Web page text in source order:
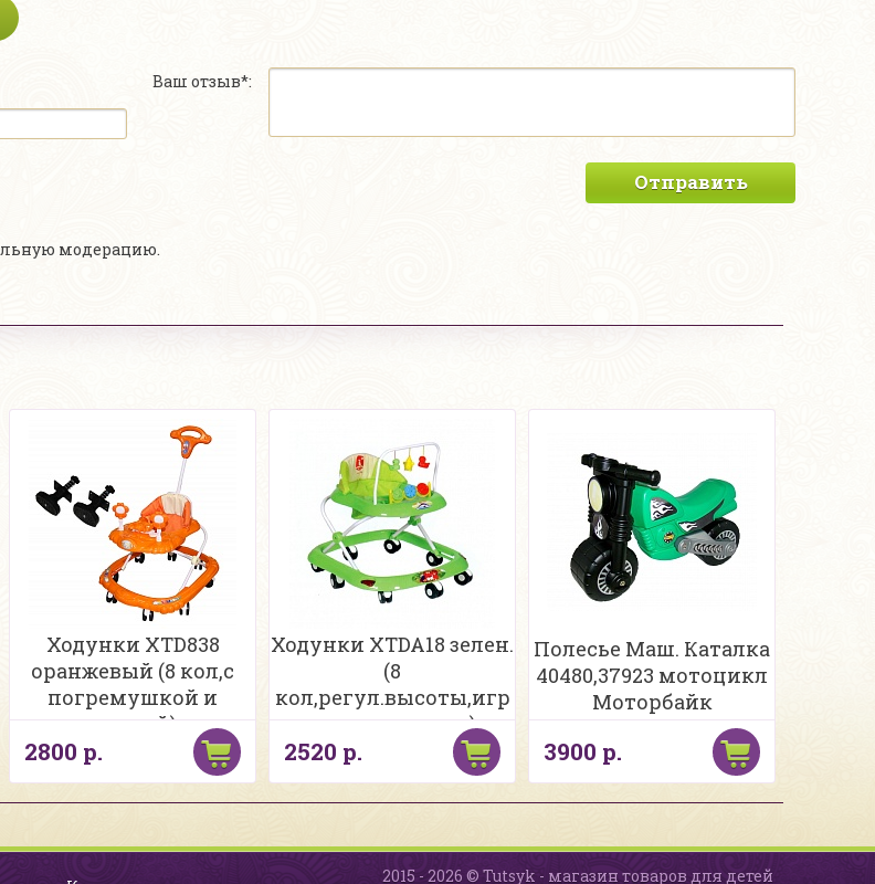
Ваш отзыв*:
Отправить
модерацию.
Ходунки XTD838
оранжевый (8 кол,с
погремушкой и
ручкой)
2800 р.
Ходунки XTDA18 зелен.
(8
кол,регул.высоты,игр
панель погрем)
2520 р.
Полесье Маш. Каталка
40480,37923 мотоцикл
Моторбайк
3900 р.
2015 - 2026 © Tutsyk - магазин товаров для детей